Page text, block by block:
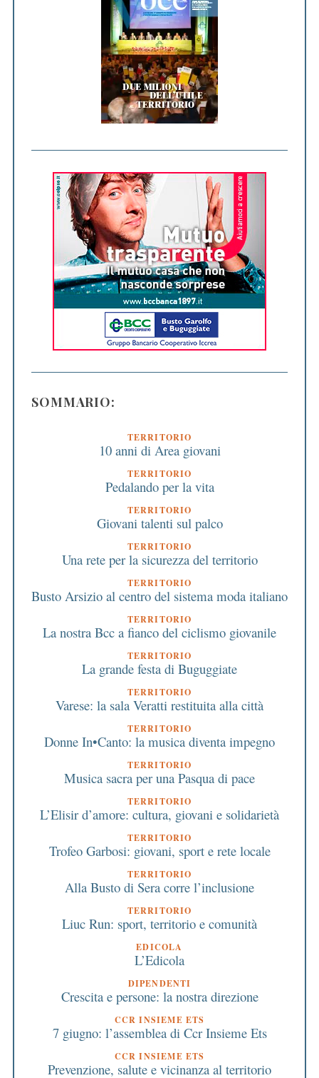
SOMMARIO:
TERRITORIO
10 anni di Area giovani
TERRITORIO
Pedalando per la vita
TERRITORIO
Giovani talenti sul palco
TERRITORIO
Una rete per la sicurezza del territorio
TERRITORIO
Busto Arsizio al centro del sistema moda italiano
TERRITORIO
La nostra Bcc a fianco del ciclismo giovanile
TERRITORIO
La grande festa di Buguggiate
TERRITORIO
Varese: la sala Veratti restituita alla città
TERRITORIO
Donne In•Canto: la musica diventa impegno
TERRITORIO
Musica sacra per una Pasqua di pace
TERRITORIO
L’Elisir d’amore: cultura, giovani e solidarietà
TERRITORIO
Trofeo Garbosi: giovani, sport e rete locale
TERRITORIO
Alla Busto di Sera corre l’inclusione
TERRITORIO
Liuc Run: sport, territorio e comunità
EDICOLA
L’Edicola
DIPENDENTI
Crescita e persone: la nostra direzione
CCR INSIEME ETS
7 giugno: l’assemblea di Ccr Insieme Ets
CCR INSIEME ETS
Prevenzione, salute e vicinanza al territorio